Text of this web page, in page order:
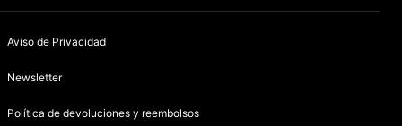
Aviso de Privacidad
Newsletter
Política de devoluciones y reembolsos